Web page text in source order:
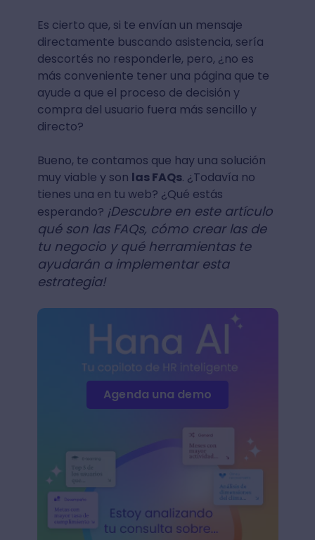
Es cierto que, si te envían un mensaje
directamente buscando asistencia, sería
descortés no responderle, pero, ¿no es
más conveniente tener una página que te
ayude a que el proceso de decisión y
compra del usuario fuera más sencillo y
directo?
Bueno, te contamos que hay una solución
muy viable y son las FAQs. ¿Todavía no
tienes una en tu web? ¿Qué estás
esperando? ¡Descubre en este artículo
qué son las FAQs, cómo crear las de
tu negocio y qué herramientas te
ayudarán a implementar esta
estrategia!
Agenda una demo